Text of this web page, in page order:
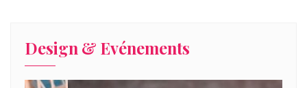
Design & Evénements